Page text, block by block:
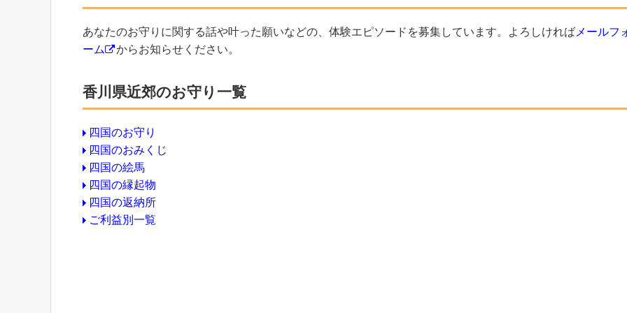
あなたのお守りに関する話や叶った願いなどの、体験エピソードを募集しています。よろしければ メールフ
ーム
からお知らせください。
香川県近郊のお守り一覧
四国のお守り
四国のおみくじ
四国の絵馬
四国の縁起物
四国の返納所
ご利益別一覧